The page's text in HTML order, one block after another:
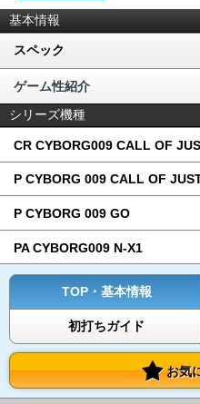
基本情報
スペック
ゲーム性紹介
シリーズ機種
CR CYBORG009 CALL OF
P CYBORG 009 CALL OF
P CYBORG 009 GO
PA CYBORG009 N-X1
TOP・基本情報
初打ちガイド
お気